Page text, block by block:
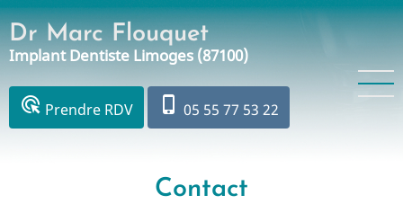
Aller
au
contenu
Dr Marc Flouquet
Implant Dentiste Limoges (87100)
ads_click Prendre RDV phone_iphone 05 55 77 53 22
Contact